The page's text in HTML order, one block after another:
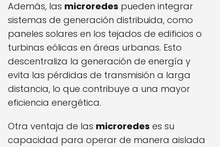
Además, las microredes pueden integrar
sistemas de generación distribuida, como
paneles solares en los tejados de edificios o
turbinas eólicas en áreas urbanas. Esto
descentraliza la generación de energía y
evita las pérdidas de transmisión a larga
distancia, lo que contribuye a una mayor
eficiencia energética.
Otra ventaja de las microredes es su
capacidad para operar de manera aislada